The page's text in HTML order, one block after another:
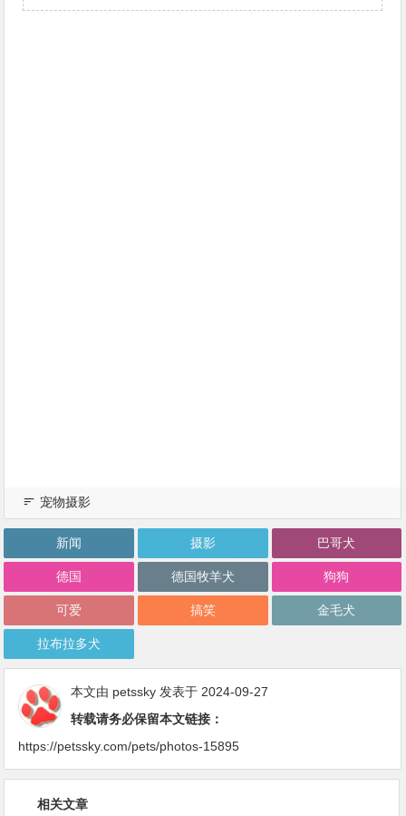
宠物摄影
新闻 摄影 巴哥犬
德国 德国牧羊犬 狗狗
可爱 搞笑 金毛犬
拉布拉多犬
本文由 petssky 发表于 2024-09-27
转载请务必保留本文链接：
https://petssky.com/pets/photos-15895
相关文章